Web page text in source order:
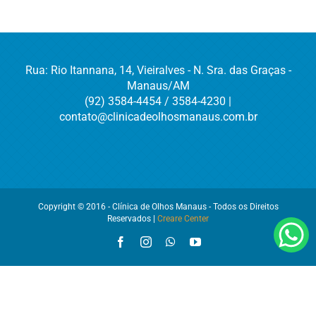
Rua: Rio Itannana, 14, Vieiralves - N. Sra. das Graças -
Manaus/AM
(92) 3584-4454 / 3584-4230 |
contato@clinicadeolhosmanaus.com.br
Copyright © 2016 - Clínica de Olhos Manaus - Todos os Direitos
Reservados | Creare Center
FacebookInstagramWhatsAppYouTube